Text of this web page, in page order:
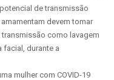
de transmissão
devem tomar
como lavagem
facial, durante a
mulher com COVID-19